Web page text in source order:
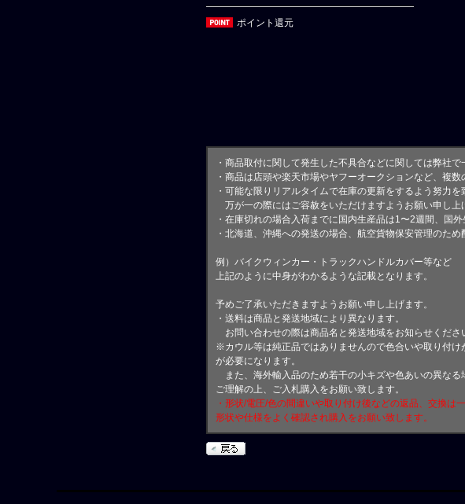
ポイント還元
・商品取付に関して発生した不具合などに関しては弊社で
・商品は店頭や楽天市場やヤフーオークションなど、複数
・可能な限りリアルタイムで在庫の更新をするよう努力
万が一の際にはご容赦をいただけますようお願い申し上
・在庫切れの場合入荷までに国内生産品は1〜2週間、国
・北海道、沖縄への発送の場合、航空貨物保安管理のた
例）バイクウィンカー・トラックハンドルカバー等など
上記のように中身がわかるような記載となります。
予めご了承いただきますようお願い申し上げます。
・送料は商品と発送地域により異なります。
お問い合わせの際は商品名と発送地域をお知らせくださ
※カウル等は純正品ではありませんので色合いや取り付
が必要になります。
また、海外輸入品のため若干の小キズや色あいの異なる
ご理解の上、ご入札購入をお願い致します。
・形状/電圧/色の間違いや取り付け後などの返品、交換は
形状や仕様をよく確認され購入をお願い致します。